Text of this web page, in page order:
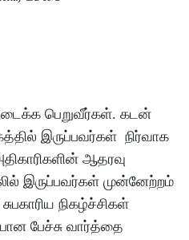
பெறுவீர்கள்.கடன்
இருப்பவர்கள் நிர்வாக
ஆதரவு
இருப்பவர்கள் முன்னேற்றம்
சுபகாரிய நிகழ்ச்சிகள்
பேச்சு வார்த்தை